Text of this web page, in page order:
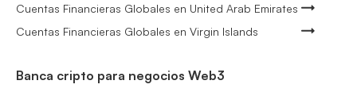
Cuentas Financieras Globales en United Arab Emirates
Cuentas Financieras Globales en Virgin Islands
Banca cripto para negocios Web3